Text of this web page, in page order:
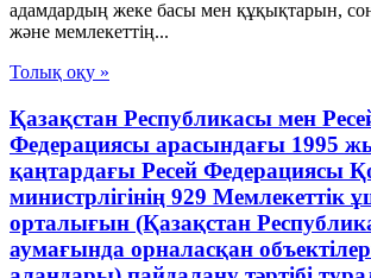
адамдардың жеке басы мен құқықтарын,
және мемлекеттің...
Толық оқу »
Қазақстан Республикасы мен
Федерациясы арасындағы 1995
қаңтардағы Ресей Федерациясы
министрлігінің 929 Мемлекеттік
орталығын (Қазақстан
аумағында орналасқан